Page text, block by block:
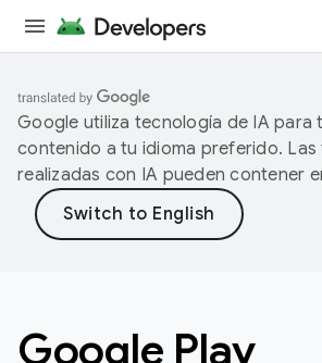
Google utiliza tecnología de IA para
contenido a tu idioma preferido.
realizadas con IA pueden contener
Google Play